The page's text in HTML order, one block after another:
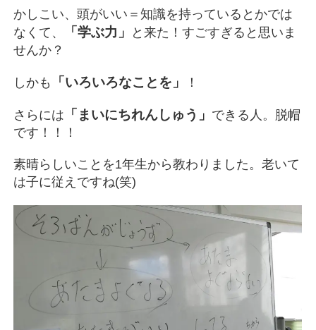
かしこい、頭がいい＝知識を持っているとかでは
なくて、
「学ぶ力」
と来た！すごすぎると思いま
せんか？
しかも 「いろいろなことを」 ！
さらには 「まいにちれんしゅう」 できる人。脱帽
です！！！
素晴らしいことを1年生から教わりました。老いて
は子に従えですね(笑)